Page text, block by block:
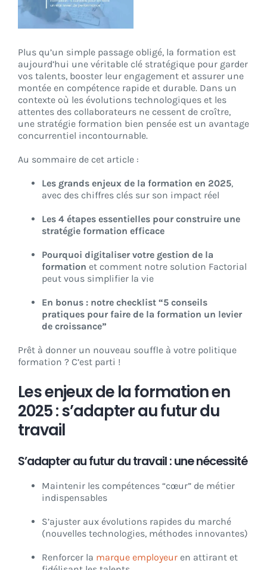
Plus qu’un simple passage obligé, la formation est
aujourd’hui une véritable clé stratégique pour garder
vos talents, booster leur engagement et assurer une
montée en compétence rapide et durable. Dans un
contexte où les évolutions technologiques et les
attentes des collaborateurs ne cessent de croître,
une stratégie formation bien pensée est un avantage
concurrentiel incontournable.
Au sommaire de cet article :
Les grands enjeux de la formation en 2025,
avec des chiffres clés sur son impact réel
Les 4 étapes essentielles pour construire une
stratégie formation efficace
Pourquoi digitaliser votre gestion de la
formation et comment notre solution Factorial
peut vous simplifier la vie
En bonus : notre checklist “5 conseils
pratiques pour faire de la formation un levier
de croissance”
Prêt à donner un nouveau souffle à votre politique
formation ? C’est parti !
Les enjeux de la formation en
2025 : s’adapter au futur du
travail
S’adapter au futur du travail : une nécessité
Maintenir les compétences “cœur” de métier
indispensables
S’ajuster aux évolutions rapides du marché
(nouvelles technologies, méthodes innovantes)
Renforcer la marque employeur en attirant et